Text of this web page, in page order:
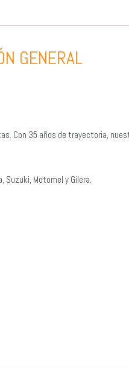
GENERAL
Con 35 años de trayectoria,
Suzuki, Motomel y Gilera.